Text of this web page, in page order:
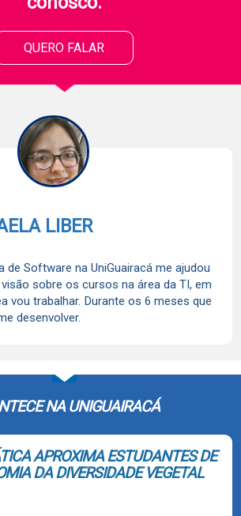
QUERO FALAR
LIBER
de Software na UniGuairacá me ajudou
sobre os cursos na área da TI, em
vou trabalhar. Durante os 6 meses que
desenvolver.
NA UNIGUAIRACÁ
APROXIMA ESTUDANTES DE
DA DIVERSIDADE VEGETAL